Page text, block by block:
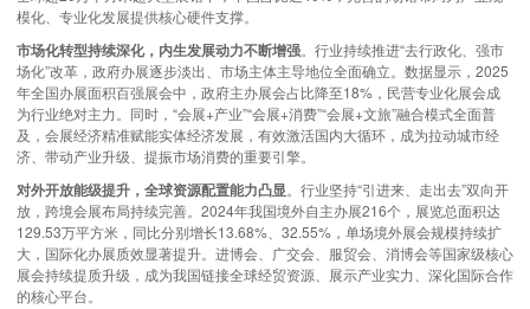
模化、专业化发展提供核心硬件支撑。
市场化转型持续深化，内生发展动力不断增强。行业持续推进“去行政化、强市
场化”改革，政府办展逐步淡出、市场主体主导地位全面确立。数据显示，2025
年全国办展面积百强展会中，政府主办展会占比降至18%，民营专业化展会成
为行业绝对主力。同时，“会展+产业”“会展+消费”“会展+文旅”融合模式全面普
及，会展经济精准赋能实体经济发展，有效激活国内大循环，成为拉动城市经
济、带动产业升级、提振市场消费的重要引擎。
对外开放能级提升，全球资源配置能力凸显。行业坚持“引进来、走出去”双向开
放，跨境会展布局持续完善。2024年我国境外自主办展216个，展览总面积达
129.53万平方米，同比分别增长13.68%、32.55%，单场境外展会规模持续扩
大，国际化办展质效显著提升。进博会、广交会、服贸会、消博会等国家级核心
展会持续提质升级，成为我国链接全球经贸资源、展示产业实力、深化国际合作
的核心平台。